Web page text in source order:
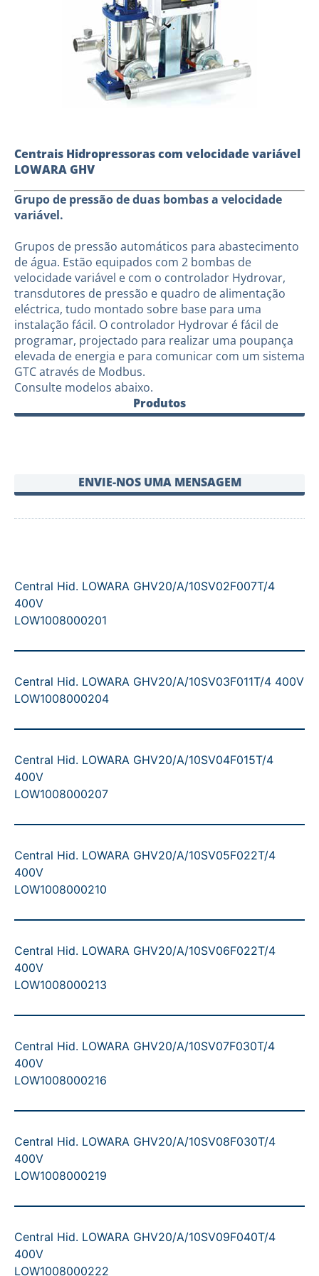
Centrais Hidropressoras com velocidade variável
LOWARA GHV
Grupo de pressão de duas bombas a velocidade
variável.
Grupos de pressão automáticos para abastecimento
de água. Estão equipados com 2 bombas de
velocidade variável e com o controlador Hydrovar,
transdutores de pressão e quadro de alimentação
eléctrica, tudo montado sobre base para uma
instalação fácil. O controlador Hydrovar é fácil de
programar, projectado para realizar uma poupança
elevada de energia e para comunicar com um sistema
GTC através de Modbus.
Consulte modelos abaixo.
Produtos
ENVIE-NOS UMA MENSAGEM
Central Hid. LOWARA GHV20/A/10SV02F007T/4
400V
LOW1008000201
Central Hid. LOWARA GHV20/A/10SV03F011T/4 400V
LOW1008000204
Central Hid. LOWARA GHV20/A/10SV04F015T/4
400V
LOW1008000207
Central Hid. LOWARA GHV20/A/10SV05F022T/4
400V
LOW1008000210
Central Hid. LOWARA GHV20/A/10SV06F022T/4
400V
LOW1008000213
Central Hid. LOWARA GHV20/A/10SV07F030T/4
400V
LOW1008000216
Central Hid. LOWARA GHV20/A/10SV08F030T/4
400V
LOW1008000219
Central Hid. LOWARA GHV20/A/10SV09F040T/4
400V
LOW1008000222